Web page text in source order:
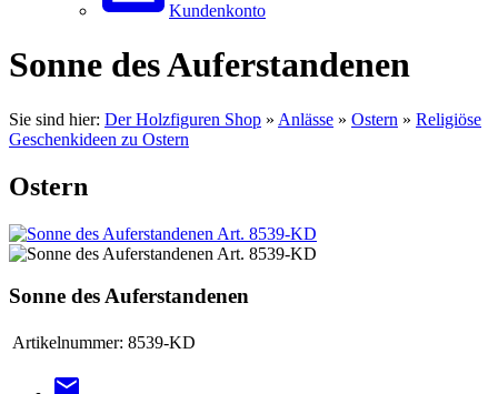
Kundenkonto
Sonne des Auferstandenen
Sie sind hier: Der Holzfiguren Shop » Anlässe » Ostern » Religiöse
Geschenkideen zu Ostern
Ostern
Sonne des Auferstandenen
Artikelnummer: 8539-KD